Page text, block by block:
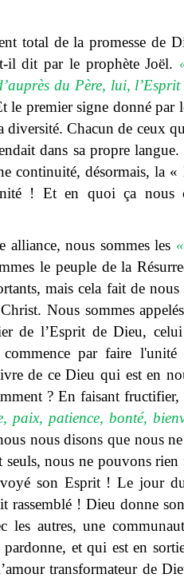
total de la promesse de
il dit par le prophète Joël.
du Père, lui, l’Esprit
le premier signe donné par
diversité. Chacun de ceux
dans sa propre
continuité, désormais, la
! Et en quoi ça nous
alliance, nous sommes les
le peuple de la
mais cela fait de nous
Nous sommes
de l’Esprit de Dieu,
par faire l'unité
de ce Dieu qui est en
? En faisant fructifier,
paix, patience, bonté,
nous disons que nous
seuls, nous ne pouvons
son Esprit ! Le jour
rassemblé ! Dieu donne
les autres, une
et qui est en
transformateur de